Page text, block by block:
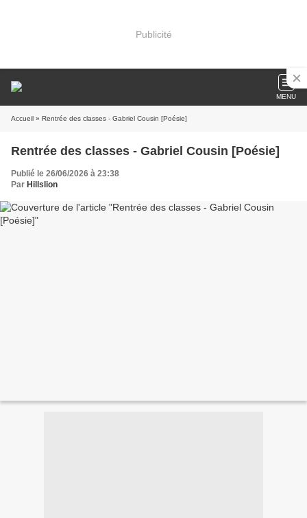
Publicité
MENU
Accueil » Rentrée des classes - Gabriel Cousin [Poésie]
Rentrée des classes - Gabriel Cousin [Poésie]
Publié le 26/06/2026 à 23:38
Par Hillslion